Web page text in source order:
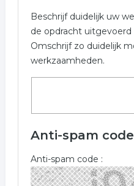
Beschrijf duidelijk uw
de opdracht
Omschrijf zo duidelijk
werkzaamheden.
Anti-spam code
Anti-spam code :